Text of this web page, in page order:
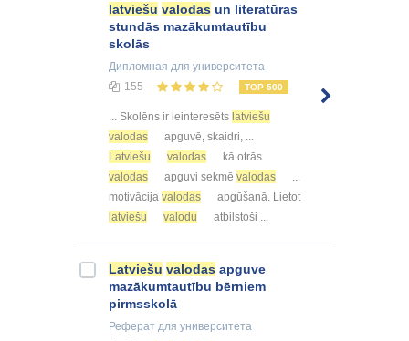
latviešu valodas un literatūras
stundās mazākumtautību
skolās
Дипломная для университета
155
TOP 500
... Skolēns ir ieinteresēts latviešu
valodas
apguvē, skaidri, ...
Latviešu
valodas
kā otrās
valodas
apguvi sekmē valodas
motivācija valodas
apgūšanā. Lietot
latviešu
valodu atbilstoši ...
Latviešu valodas apguve
mazākumtautību bērniem
pirmsskolā
Реферат для университета